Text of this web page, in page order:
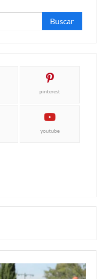
Buscar:
pinterest
youtube